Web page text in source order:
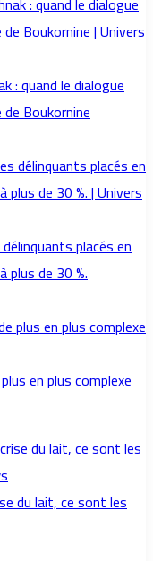
: quand le dialogue
Boukornine
placés en
de 30 %.
en plus complexe
du lait, ce sont les